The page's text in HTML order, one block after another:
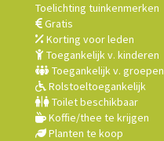
Toelichting tuinkenmerken
Gratis
Korting voor leden
Toegankelijk v. kinderen
Toegankelijk v. groepen
Rolstoeltoegankelijk
Toilet beschikbaar
Koffie/thee te krijgen
Planten te koop